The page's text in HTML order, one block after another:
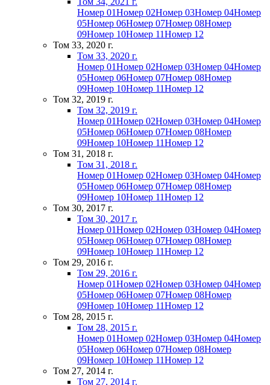
Номер 01Номер 02Номер 03Номер 04Номер
05Номер 06Номер 07Номер 08Номер
09Номер 10Номер 11Номер 12
Том 33, 2020 г.
Том 33, 2020 г.
Номер 01Номер 02Номер 03Номер 04Номер
05Номер 06Номер 07Номер 08Номер
09Номер 10Номер 11Номер 12
Том 32, 2019 г.
Том 32, 2019 г.
Номер 01Номер 02Номер 03Номер 04Номер
05Номер 06Номер 07Номер 08Номер
09Номер 10Номер 11Номер 12
Том 31, 2018 г.
Том 31, 2018 г.
Номер 01Номер 02Номер 03Номер 04Номер
05Номер 06Номер 07Номер 08Номер
09Номер 10Номер 11Номер 12
Том 30, 2017 г.
Том 30, 2017 г.
Номер 01Номер 02Номер 03Номер 04Номер
05Номер 06Номер 07Номер 08Номер
09Номер 10Номер 11Номер 12
Том 29, 2016 г.
Том 29, 2016 г.
Номер 01Номер 02Номер 03Номер 04Номер
05Номер 06Номер 07Номер 08Номер
09Номер 10Номер 11Номер 12
Том 28, 2015 г.
Том 28, 2015 г.
Номер 01Номер 02Номер 03Номер 04Номер
05Номер 06Номер 07Номер 08Номер
09Номер 10Номер 11Номер 12
Том 27, 2014 г.
Том 27, 2014 г.